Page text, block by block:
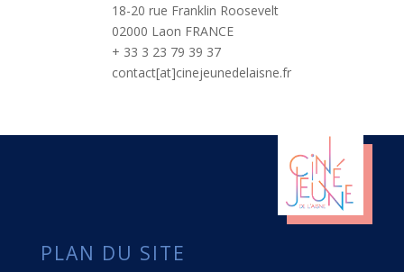
18-20 rue Franklin Roosevelt
02000 Laon FRANCE
+ 33 3 23 79 39 37
contact[at]cinejeunedelaisne.fr
PLAN DU SITE